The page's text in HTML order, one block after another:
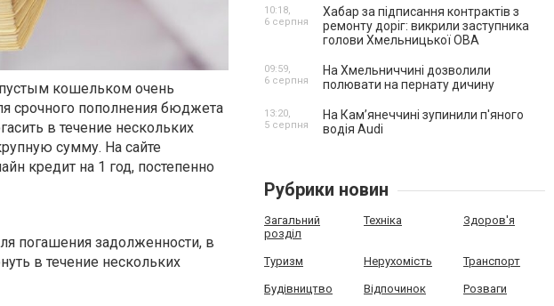
пустым кошельком очень
срочного пополнения бюджета
в течение нескольких
сумму. На сайте
кредит на 1 год, постепенно
погашения задолженности, в
в течение нескольких
Хабар за підписання контрактів з
ремонту доріг: викрили заступника
голови Хмельницької ОВА
10:18,
6 серпня
На Хмельниччині дозволили
полювати на пернату дичину
09:59,
6 серпня
На Камʼянеччині зупинили п'яного
водія Audi
13:20,
5 серпня
Рубрики новин
Загальний
розділ
Техніка Здоров'я
Туризм Нерухомість Транспорт
Будівництво Відпочинок Розваги